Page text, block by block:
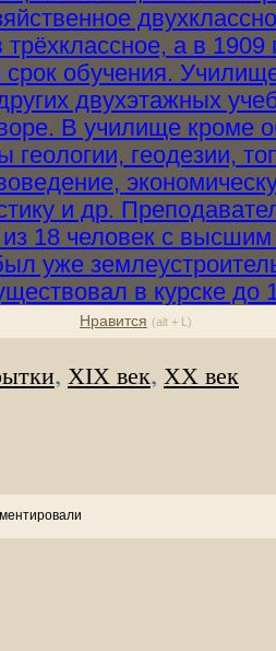
Нравится (alt + L)
, XIX век, XX век